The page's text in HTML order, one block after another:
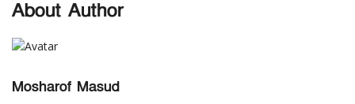
About Author
Mosharof Masud